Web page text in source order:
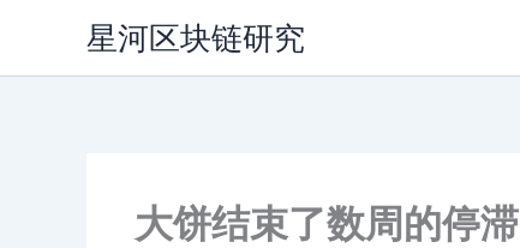
内
星河区块链研究
大饼结束了数周的停滞